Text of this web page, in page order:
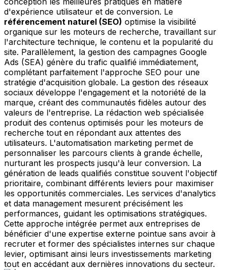
d'expérience utilisateur et de conversion. Le
référencement naturel (SEO) optimise la visibilité
organique sur les moteurs de recherche, travaillant sur
l'architecture technique, le contenu et la popularité du
site. Parallèlement, la gestion des campagnes Google
Ads (SEA) génère du trafic qualifié immédiatement,
complétant parfaitement l'approche SEO pour une
stratégie d'acquisition globale. La gestion des réseaux
sociaux développe l'engagement et la notoriété de la
marque, créant des communautés fidèles autour des
valeurs de l'entreprise. La rédaction web spécialisée
produit des contenus optimisés pour les moteurs de
recherche tout en répondant aux attentes des
utilisateurs. L'automatisation marketing permet de
personnaliser les parcours clients à grande échelle,
nurturant les prospects jusqu'à leur conversion. La
génération de leads qualifiés constitue souvent l'objectif
prioritaire, combinant différents leviers pour maximiser
les opportunités commerciales. Les services d'analytics
et data management mesurent précisément les
performances, guidant les optimisations stratégiques.
Cette approche intégrée permet aux entreprises de
bénéficier d'une expertise externe pointue sans avoir à
recruter et former des spécialistes internes sur chaque
levier, optimisant ainsi leurs investissements marketing
tout en accédant aux dernières innovations du secteur.